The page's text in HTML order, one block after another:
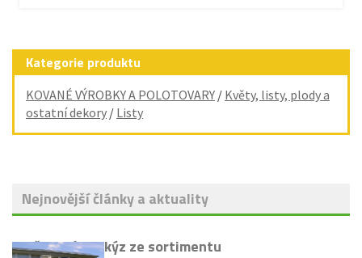
Kategorie produktu
KOVANÉ VÝROBKY A POLOTOVARY / Květy, listy, plody a
ostatní dekory / Listy
Nejnovější články a aktuality
Vyřazení markýz ze sortimentu